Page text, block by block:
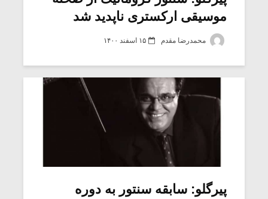
موسیقی ارکستری ناپدید شد
محمدرضا مقدم ۱۵ اسفند ۱۴۰۰
پیرگلو: سابقه سنتور به دوره